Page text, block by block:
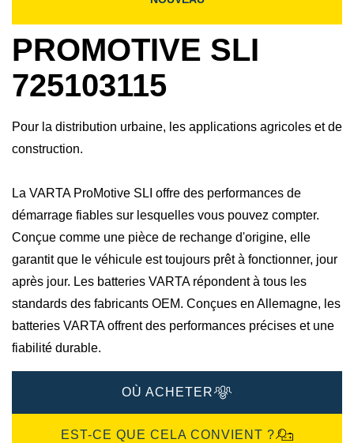
PROMOTIVE SLI
725103115
Pour la distribution urbaine, les applications agricoles et de
construction.
La VARTA ProMotive SLI offre des performances de
démarrage fiables sur lesquelles vous pouvez compter.
Conçue comme une pièce de rechange d'origine, elle
garantit que le véhicule est toujours prêt à fonctionner, jour
après jour. Les batteries VARTA répondent à tous les
standards des fabricants OEM. Conçues en Allemagne, les
batteries VARTA offrent des performances précises et une
fiabilité durable.
OÙ ACHETER
EST-CE QUE CELA CONVIENT ?